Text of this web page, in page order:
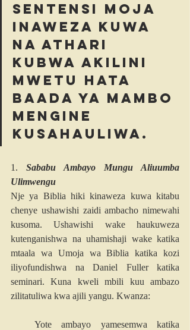
Sentensi moja
inaweza kuwa
na athari
kubwa akilini
mwetu hata
baada ya mambo
mengine
kusahauliwa.
1. Sababu Ambayo Mungu Aliuumba
Ulimwengu
Nje ya Biblia hiki kinaweza kuwa kitabu
chenye ushawishi zaidi ambacho nimewahi
kusoma. Ushawishi wake haukuweza
kutenganishwa na uhamishaji wake katika
mtaala wa Umoja wa Biblia katika kozi
iliyofundishwa na Daniel Fuller katika
seminari. Kuna kweli mbili kuu ambazo
zilitatuliwa kwa ajili yangu. Kwanza:
Yote ambayo yamesemwa katika